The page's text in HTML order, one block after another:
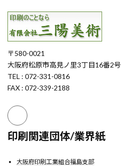
〒580-0021
大阪府松原市高見ノ里3丁目16番2号
TEL : 072-331-0816
FAX : 072-339-2188
印刷関連団体/業界紙
大阪府印刷工業組合福島支部